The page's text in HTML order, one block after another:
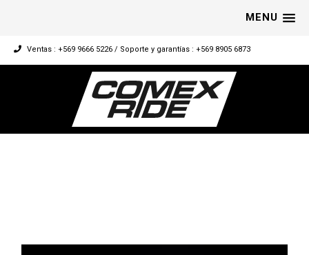
MENU
Ventas : +569 9666 5226 / Soporte y garantías : +569 8905 6873